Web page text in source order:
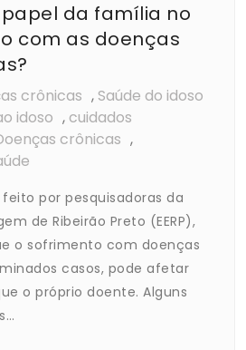
papel da família no
com as doenças
crônicas , Saúde do idoso
idoso , cuidados
crônicas ,
por pesquisadoras da
de Ribeirão Preto (EERP),
o sofrimento com doenças
casos, pode afetar
o próprio doente. Alguns